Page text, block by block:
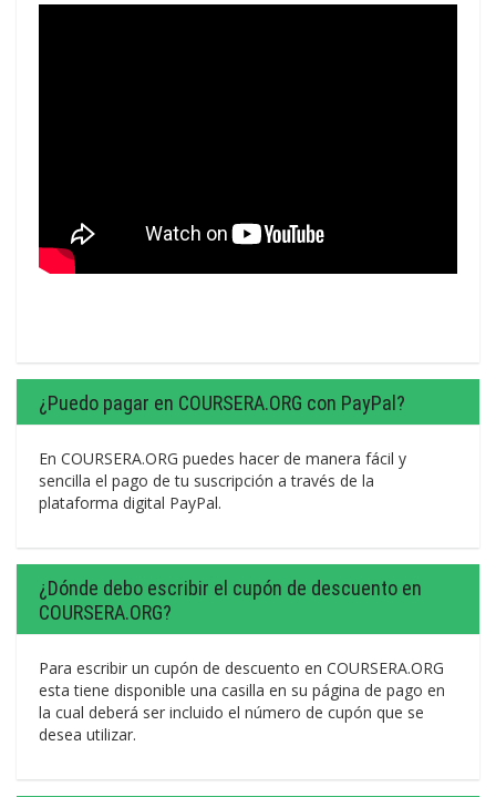
¿Puedo pagar en COURSERA.ORG con PayPal?
En COURSERA.ORG puedes hacer de manera fácil y
sencilla el pago de tu suscripción a través de la
plataforma digital PayPal.
¿Dónde debo escribir el cupón de descuento en
COURSERA.ORG?
Para escribir un cupón de descuento en COURSERA.ORG
esta tiene disponible una casilla en su página de pago en
la cual deberá ser incluido el número de cupón que se
desea utilizar.